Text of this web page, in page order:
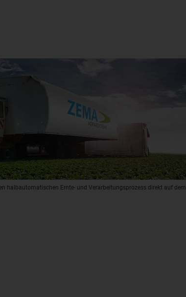
halbautomatischen Ernte- und Verarbeitungsprozess direkt auf dem